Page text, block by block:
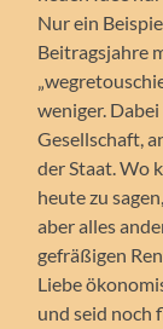
Nur ein
Beitragsjahre
weniger.
Gesellschaft,
der Staat. Wo
heute zu
aber alles
gefräßigen
Liebe
und seid noch